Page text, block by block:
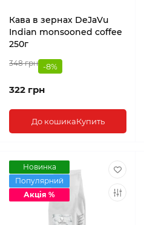
Кава в зернах DeJaVu
Indian monsooned coffee
250г
348 грн -8%
322 грн
До кошикаКупить
Новинка
Популярний
Акція %